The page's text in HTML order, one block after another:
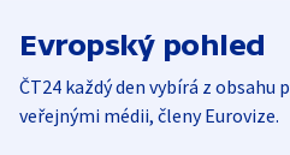
Evropský pohled
ČT24 každý den vybírá z
veřejnými médii, členy Eurovize.